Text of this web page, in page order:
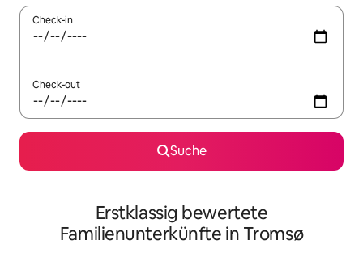
Check-in
Check-out
Suche
Erstklassig bewertete
Familienunterkünfte in Tromsø